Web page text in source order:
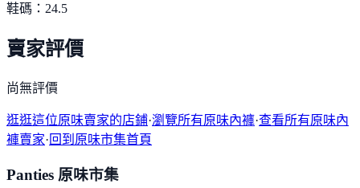
鞋碼：24.5
賣家評價
尚無評價
逛逛這位原味賣家的店鋪·瀏覽所有原味內褲·查看所有原味內
褲賣家·回到原味市集首頁
Panties 原味市集